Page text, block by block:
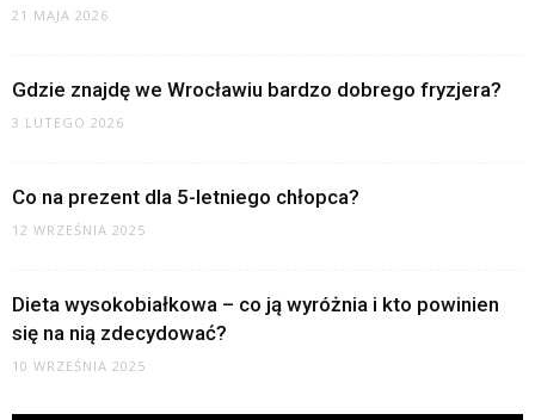
21 MAJA 2026
Gdzie znajdę we Wrocławiu bardzo dobrego fryzjera?
3 LUTEGO 2026
Co na prezent dla 5-letniego chłopca?
12 WRZEŚNIA 2025
Dieta wysokobiałkowa – co ją wyróżnia i kto powinien
się na nią zdecydować?
10 WRZEŚNIA 2025